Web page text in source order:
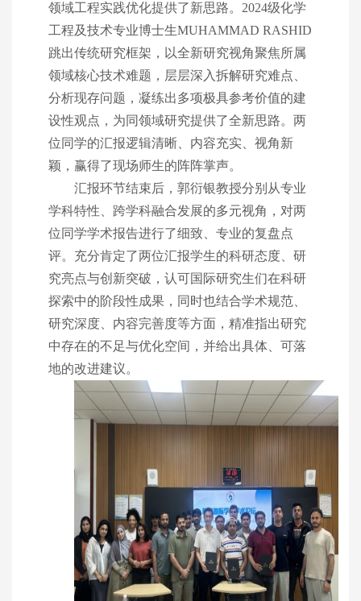
领域工程实践优化提供了新思路。2024级化学
工程及技术专业博士生MUHAMMAD RASHID
跳出传统研究框架，以全新研究视角聚焦所属
领域核心技术难题，层层深入拆解研究难点、
分析现存问题，凝练出多项极具参考价值的建
设性观点，为同领域研究提供了全新思路。两
位同学的汇报逻辑清晰、内容充实、视角新
颖，赢得了现场师生的阵阵掌声。
汇报环节结束后，郭衍银教授分别从专业
学科特性、跨学科融合发展的多元视角，对两
位同学学术报告进行了细致、专业的复盘点
评。充分肯定了两位汇报学生的科研态度、研
究亮点与创新突破，认可国际研究生们在科研
探索中的阶段性成果，同时也结合学术规范、
研究深度、内容完善度等方面，精准指出研究
中存在的不足与优化空间，并给出具体、可落
地的改进建议。